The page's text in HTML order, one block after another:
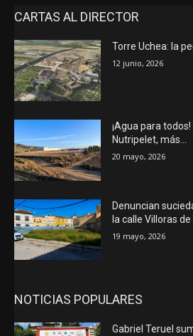
CARTAS AL DIRECTOR
Torre Uchea: la
12 junio, 2026
¡Agua para
Nutripelet, más…
20 mayo, 2026
Denuncian
la calle Villoras de
19 mayo, 2026
NOTICIAS POPULARES
Gabriel Teruel